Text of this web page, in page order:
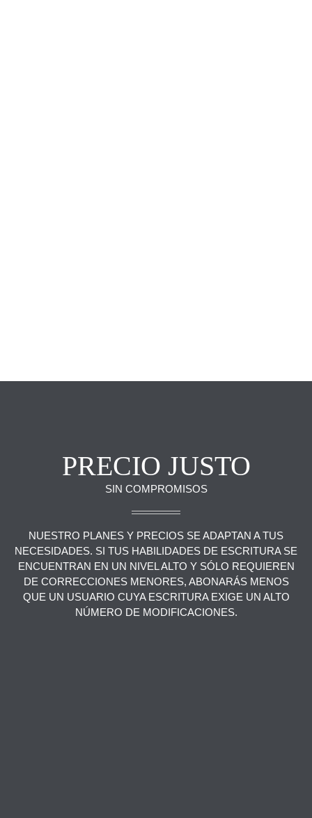
PRECIO JUSTO
SIN COMPROMISOS
NUESTRO PLANES Y PRECIOS SE ADAPTAN A TUS
NECESIDADES. SI TUS HABILIDADES DE ESCRITURA SE
ENCUENTRAN EN UN NIVEL ALTO Y SÓLO REQUIEREN
DE CORRECCIONES MENORES, ABONARÁS MENOS
QUE UN USUARIO CUYA ESCRITURA EXIGE UN ALTO
NÚMERO DE MODIFICACIONES.